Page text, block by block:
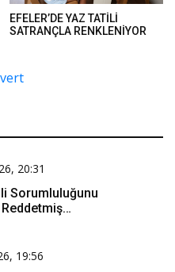
EFELER’DE YAZ TATİLİ
SATRANÇLA RENKLENİYOR
20:31
Sorumluluğunu
Reddetmiş…
19:56